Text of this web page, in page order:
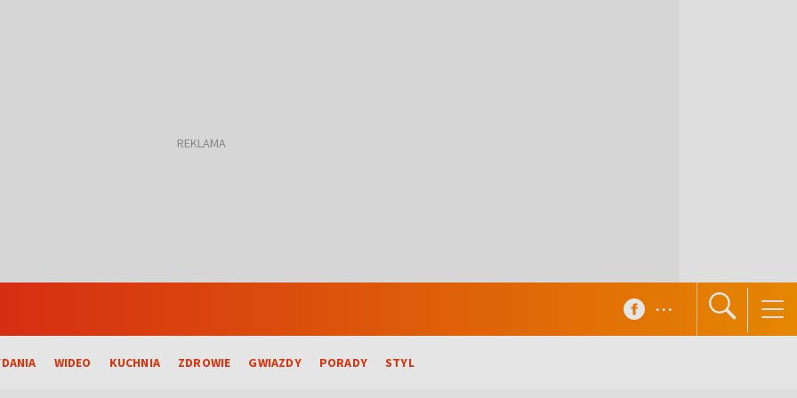
WIDEO KUCHNIA ZDROWIE GWIAZDY PORADY STYL
...